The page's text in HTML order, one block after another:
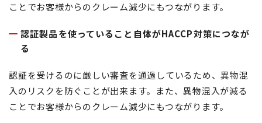
ことでお客様からのクレーム減少にもつながります。
認証製品を使っていること自体がHACCP対策につなが
る
認証を受けるのに厳しい審査を通過しているため、異物混
入のリスクを防ぐことが出来ます。また、異物混入が減る
ことでお客様からのクレーム減少にもつながります。